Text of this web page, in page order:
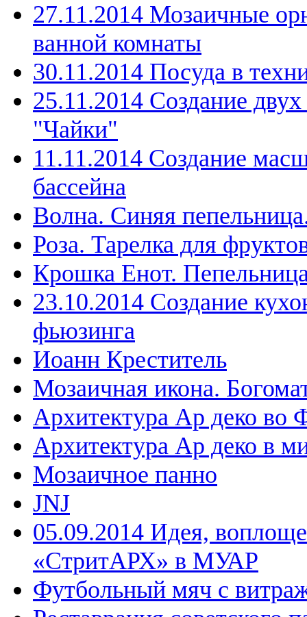
27.11.2014 Мозаичные
ванной комнаты
30.11.2014 Посуда в
25.11.2014 Создание
"Чайки"
11.11.2014 Создание
бассейна
Волна. Синяя
Роза. Тарелка для
Крошка Енот.
23.10.2014 Создание
фьюзинга
Иоанн Креститель
Мозаичная икона.
Архитектура Ар деко во
Архитектура Ар деко в
Мозаичное панно
JNJ
05.09.2014 Идея,
«СтритАРХ» в МУАР
Футбольный мяч с